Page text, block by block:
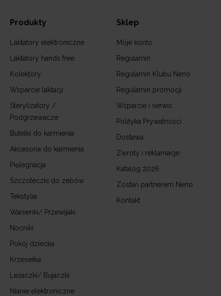
Produkty
Laktatory elektroniczne
Laktatory hands free
Kolektory
Wsparcie laktacji
Sterylizatory /
Podgrzewacze
Butelki do karmienia
Akcesoria do karmienia
Pięlegnacja
Szczoteczki do zebów
Tekstylia
Wanienki/ Przewijaki
Nocniki
Pokój dziecka
Krzesełka
Leżaczki/ Bujaczki
Nianie elektroniczne
Sklep
Moje konto
Regulamin
Regulamin Klubu Neno
Regulamin promocji
Wsparcie i serwis
Polityka Prywatności
Dostawa
Zwroty i reklamacje
Katalog 2026
Zostań partnerem Neno
Kontakt